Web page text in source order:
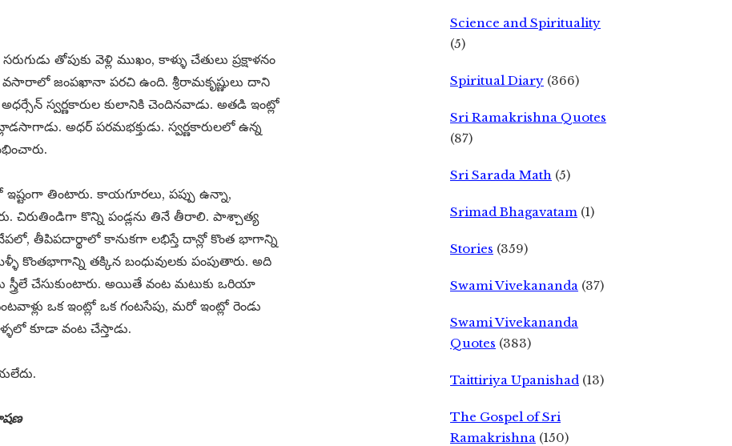
తోపుకు వెళ్లి ముఖం, కాళ్ళు చేతులు ప్రక్షాళనం
జంపఖానా పరచి ఉంది. శ్రీరామకృష్ణులు దాని
స్వర్ణకారుల కులానికి చెందినవాడు. అతడి ఇంట్లో
అధర్ పరమభక్తుడు. స్వర్ణకారులలో ఉన్న
తింటారు. కాయగూరలు, పప్పు ఉన్నా,
కొన్ని పండ్లను తినే తీరాలి. పాశ్చాత్య
తీపిపదార్థాలో కానుకగా లభిస్తే దాన్లో కొంత భాగాన్ని
కొంతభాగాన్ని తక్కిన బంధువులకు పంపుతారు. అది
స్త్రీలే చేసుకుంటారు. అయితే వంట మటుకు ఒరియా
ఒక ఇంట్లో ఒక గంటసేపు, మరో ఇంట్లో రెండు
కూడా వంట చేస్తాడు.
Science and Spirituality
(5)
Spiritual Diary (366)
Sri Ramakrishna Quotes
(87)
Sri Sarada Math (5)
Srimad Bhagavatam (1)
Stories (359)
Swami Vivekananda (37)
Swami Vivekananda
Quotes (383)
Taittiriya Upanishad (13)
The Gospel of Sri
Ramakrishna (150)